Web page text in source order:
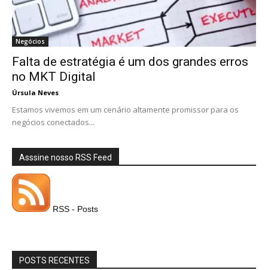
Negócios
Falta de estratégia é um dos grandes erros
no MKT Digital
Úrsula Neves
Estamos vivemos em um cenário altamente promissor para os
negócios conectados...
Asssine nosso RSS Feed
RSS - Posts
POSTS RECENTES